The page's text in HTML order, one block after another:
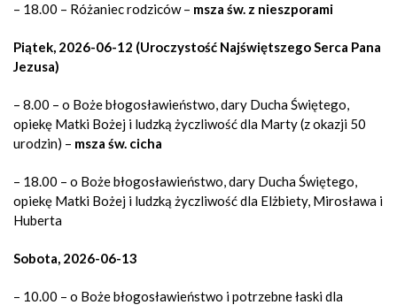
– 18.00 – Różaniec rodziców – msza św. z nieszporami
Piątek, 2026-06-12 (Uroczystość Najświętszego Serca Pana
Jezusa)
– 8.00 – o Boże błogosławieństwo, dary Ducha Świętego,
opiekę Matki Bożej i ludzką życzliwość dla Marty (z okazji 50
urodzin) – msza św. cicha
– 18.00 – o Boże błogosławieństwo, dary Ducha Świętego,
opiekę Matki Bożej i ludzką życzliwość dla Elżbiety, Mirosława i
Huberta
Sobota, 2026-06-13
– 10.00 – o Boże błogosławieństwo i potrzebne łaski dla